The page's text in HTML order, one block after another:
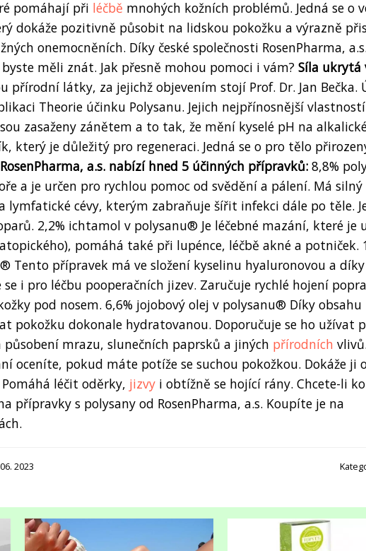
pomáhají při léčbě mnohých kožních problémů. Jedná se o
dokáže pozitivně působit na lidskou pokožku a výrazně
onemocněních. Díky české společnosti RosenPharma,
měli znát. Jak přesně mohou pomoci i vám? Síla ukrytá
přírodní látky, za jejichž objevením stojí Prof. Dr. Jan Bečka.
Theorie účinku Polysanu. Jejich nejpřínosnější
zasaženy zánětem a to tak, že mění kyselé pH na
který je důležitý pro regeneraci. Jedná se o pro tělo
RosenPharma, a.s. nabízí hned 5 účinných přípravků: 8,8%
a je určen pro rychlou pomoc od svědění a pálení. Má silný
cévy, kterým zabraňuje šířit infekci dále po těle.
2,2% ichtamol v polysanu® Je léčebné mazání, které je
pomáhá také při lupénce, léčbě akné a potniček.
Tento přípravek má ve složení kyselinu hyaluronovou a
i pro léčbu pooperačních jizev. Zaručuje rychlé hojení
pod nosem. 6,6% jojobový olej v polysanu® Díky obsahu
pokožku dokonale hydratovanou. Doporučuje se ho užívat
mrazu, slunečních paprsků a jiných přírodních
oceníte, pokud máte potíže se suchou pokožkou. Dokáže ji
léčit oděrky, jizvy i obtížně se hojící rány. Chcete-li
přípravky s polysany od RosenPharma, a.s. Koupíte je na
2023